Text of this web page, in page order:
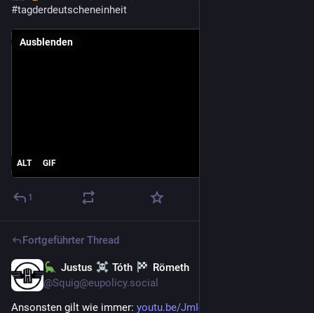
#tagderdeutscheneinheit
ALT GIF
Ausblenden
1
Fortgeführter Thread
Justus Tóth
Römeth
@Squig@eupolicy.social
Ansonsten gilt wie immer: youtu.be/JmIdxD16lBw?